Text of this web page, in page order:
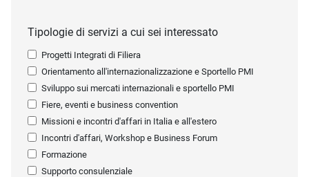
Tipologie di servizi a cui sei interessato
Progetti Integrati di Filiera
Orientamento all'internazionalizzazione e Sportello PMI
Sviluppo sui mercati internazionali e sportello PMI
Fiere, eventi e business convention
Missioni e incontri d'affari in Italia e all'estero
Incontri d'affari, Workshop e Business Forum
Formazione
Supporto consulenziale